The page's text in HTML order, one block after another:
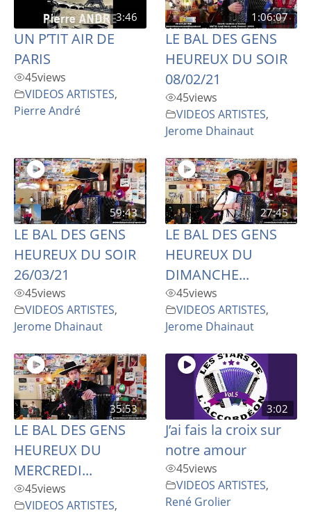
3:46
UN P’TIT AIR DE
PARIS
45views
VIDEOS ARTISTES,
Pierre André
1:06:07
LE BAL DES GENS
HEUREUX DU SOIR
08/02/21
45views
VIDEOS ARTISTES,
Jerome Dhainaut
59:43
LE BAL DES GENS
HEUREUX DU SOIR
26/03/21
45views
VIDEOS ARTISTES,
Jerome Dhainaut
27:45
LE BAL DES GENS
HEUREUX DU
DIMANCHE...
45views
VIDEOS ARTISTES,
Jerome Dhainaut
35:53
LE BAL DES GENS
HEUREUX DU
MERCREDI...
45views
VIDEOS ARTISTES,
3:02
J’ai fais la croix sur
notre amour
45views
VIDEOS ARTISTES,
René Grolier